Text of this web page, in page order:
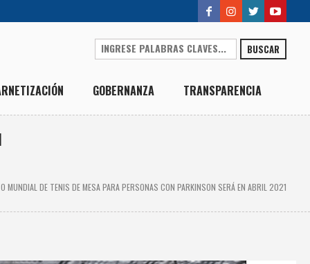
BUSCAR
GOBERNANZA TRANSPARENCIA
MUNDIAL DE TENIS DE MESA PARA PERSONAS CON PARKINSON SERÁ EN ABRIL 2021